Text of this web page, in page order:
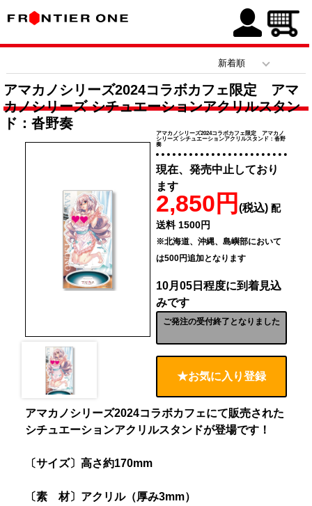
アマカノシリーズ2024コラボカフェ限定 アマ
カノシリーズ シチュエーションアクリルスタン
ド：沓野奏
アマカノシリーズ2024コラボカフェ限定 アマカノ
シリーズ シチュエーションアクリルスタンド：沓野
奏
現在、発売中止しており
ます
2,850円 (税込) 配
送料 1500円
※北海道、沖縄、島嶼部において
は500円追加となります
10月05日程度に到着見込
みです
ご発注の受付終了となりました
★お気に入り登録
アマカノシリーズ2024コラボカフェにて販売された
シチュエーションアクリルスタンドが登場です！
〔サイズ〕高さ約170mm
〔素 材〕アクリル（厚み3mm）